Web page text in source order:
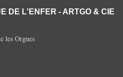
DE L'ENFER - ARTGO & CIE
les Orgues